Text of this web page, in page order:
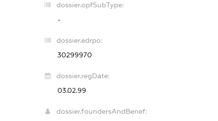
dossier.opfSubType:
-
dossier.edrpo:
30299970
dossier.regDate:
03.02.99
dossier.foundersAndBenef: